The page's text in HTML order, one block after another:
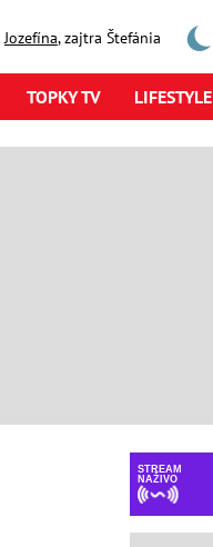
Jozefína, zajtra Štefánia
TOPKY TV LIFESTYLE
STREAM
NAŽIVO